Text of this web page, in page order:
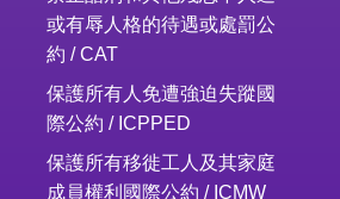
或有辱人格的待遇或處罰公
約 / CAT
保護所有人免遭強迫失蹤國
際公約 / ICPPED
保護所有移徙工人及其家庭
成員權利國際公約 / ICMW